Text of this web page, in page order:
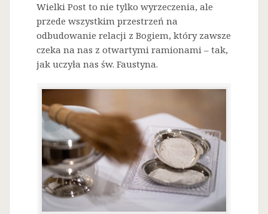
Wielki Post to nie tylko wyrzeczenia, ale
przede wszystkim przestrzeń na
odbudowanie relacji z Bogiem, który zawsze
czeka na nas z otwartymi ramionami – tak,
jak uczyła nas św. Faustyna.